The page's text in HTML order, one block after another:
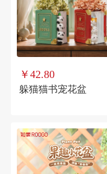
￥42.80
躲猫猫书宠花盆